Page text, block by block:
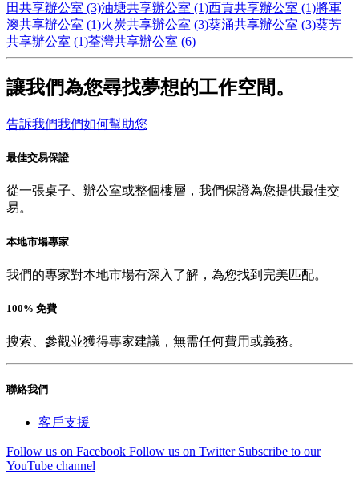
田共享辦公室 (3)油塘共享辦公室 (1)西貢共享辦公室 (1)將軍
澳共享辦公室 (1)火炭共享辦公室 (3)葵涌共享辦公室 (3)葵芳
共享辦公室 (1)荃灣共享辦公室 (6)
讓我們為您尋找夢想的工作空間。
告訴我們我們如何幫助您
最佳交易保證
從一張桌子、辦公室或整個樓層，我們保證為您提供最佳交
易。
本地市場專家
我們的專家對本地市場有深入了解，為您找到完美匹配。
100% 免費
搜索、參觀並獲得專家建議，無需任何費用或義務。
聯絡我們
客戶支援
Follow us on Facebook Follow us on Twitter Subscribe to our
YouTube channel